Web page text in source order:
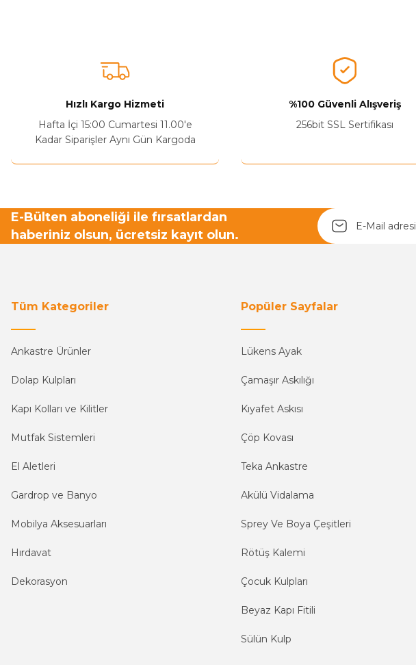
Ürün açıklamasında eksik bilgiler bulunuyor.
Bu ürüne benzer farklı alternatifler olmalı.
Hızlı Kargo Hizmeti
Hafta İçi 15:00 Cumartesi 11.00'e
Kadar Siparişler Aynı Gün Kargoda
%100 Güvenli Alışveriş
256bit SSL Sertifikası
E-Bülten aboneliği ile fırsatlardan
haberiniz olsun, ücretsiz kayıt olun.
Tüm Kategoriler
Ankastre Ürünler
Dolap Kulpları
Kapı Kolları ve Kilitler
Mutfak Sistemleri
El Aletleri
Gardrop ve Banyo
Mobilya Aksesuarları
Hırdavat
Dekorasyon
Popüler Sayfalar
Lükens Ayak
Çamaşır Askılığı
Kıyafet Askısı
Çöp Kovası
Teka Ankastre
Akülü Vidalama
Sprey Ve Boya Çeşitleri
Rötüş Kalemi
Çocuk Kulpları
Beyaz Kapı Fitili
Sülün Kulp